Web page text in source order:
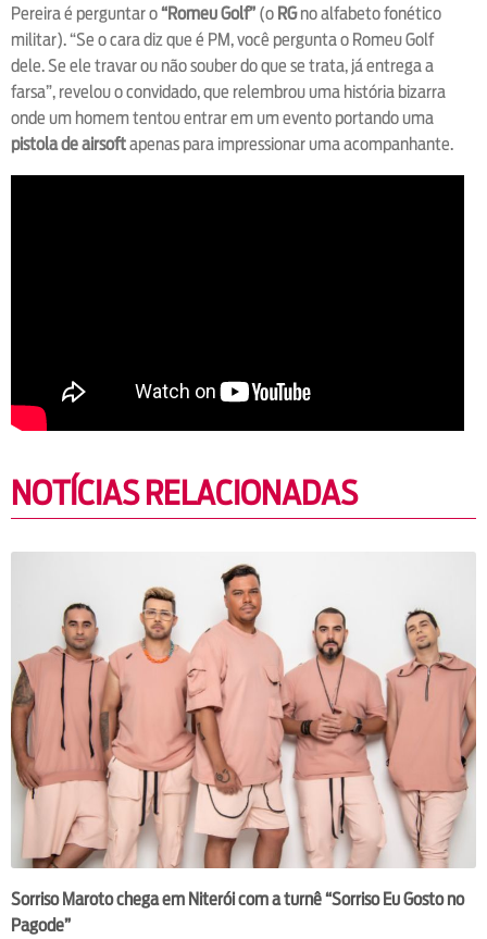
Pereira é perguntar o“Romeu Golf” (o RGno alfabeto fonético
militar). “Se o cara diz que é PM, você pergunta o Romeu Golf
dele. Se ele travar ou não souber do que se trata, já entrega a
farsa”, revelou o convidado, que relembrou uma história bizarra
onde um homem tentou entrar em um evento portando uma
pistola de airsoftapenas para impressionar uma acompanhante.
NOTÍCIAS RELACIONADAS
Sorriso Maroto chega em Niterói com a turnê “Sorriso Eu Gosto no
Pagode”